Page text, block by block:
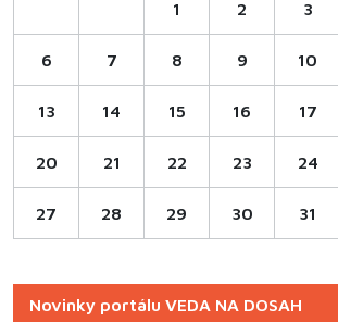
1 2 3
6 7 8 9 10
13 14 15 16 17
20 21 22 23 24
27 28 29 30 31
Novinky portálu VEDA NA DOSAH